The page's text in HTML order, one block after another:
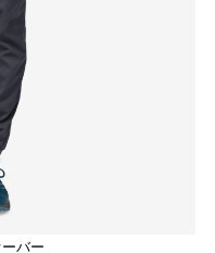
イベント
ビュー
バー